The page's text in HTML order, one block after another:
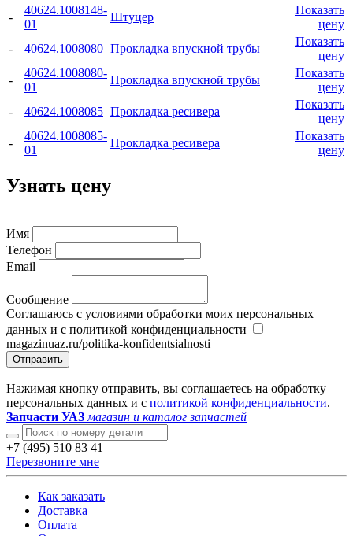
-
40624.1008148-
01
Штуцер
Показать
цену
-
40624.1008080 Прокладка впускной трубы
Показать
цену
-
40624.1008080-
01
Прокладка впускной трубы
Показать
цену
-
40624.1008085 Прокладка ресивера
Показать
цену
-
40624.1008085-
01
Прокладка ресивера
Показать
цену
Узнать цену
Имя
Телефон
Email
Сообщение
Соглашаюсь с условиями обработки моих персональных
данных и с политикой конфиденциальности
magazinuaz.ru/politika-konfidentsialnosti
Отправить
Нажимая кнопку отправить, вы соглашаетесь на обработку
персональных данных и с политикой конфиденциальности.
Запчасти УАЗ магазин и каталог запчастей
+7 (495) 510 83 41
Перезвоните мне
Как заказать
Доставка
Оплата